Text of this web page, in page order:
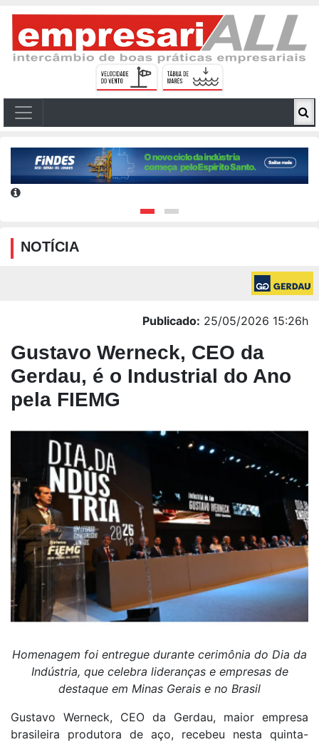
NOTÍCIA
Publicado: 25/05/2026 15:26h
Gustavo Werneck, CEO da
Gerdau, é o Industrial do Ano
pela FIEMG
Homenagem foi entregue durante cerimônia do Dia da
Indústria, que celebra lideranças e empresas de
destaque em Minas Gerais e no Brasil
Gustavo Werneck, CEO da Gerdau, maior empresa
brasileira produtora de aço, recebeu nesta quinta-